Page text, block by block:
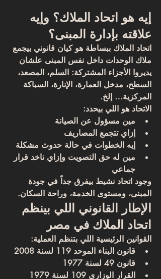
إيه هو اتحاد الملاك؟ وإيه
علاقته بإدارة المبنى؟
اتحاد الملاك ببساطة هو كيان قانوني بيجمع
ملاك الوحدات داخل نفس المبنى علشان
يديروا الأجزاء المشتركة: السلم، المصعد،
السطح، مدخل العمارة، الإنارة، السباكة
المركزية… إلخ.
الاتحاد هو اللي بيحدد:
مين مسؤول عن الصيانة
إزاي تتجمع المصاريف
إيه الخطوات في حالة حدوث مشكلة
مين له حق التصويت وإزاي ناخد قرار
جماعي
وجود اتحاد نشيط بيفرق جداً في جودة
المبنى، ومستوى الخدمة، وراحة السكان.
الإطار القانوني اللي بينظم
اتحاد الملاك في مصر
القوانين الرئيسية اللي بتنظم العملية:
قانون البناء الموحد 119 لسنة 2008
قانون 49 لسنة 1977